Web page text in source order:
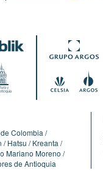
Colombia
Hatsu
Kreanta
Mariano Moreno
de Antioquia